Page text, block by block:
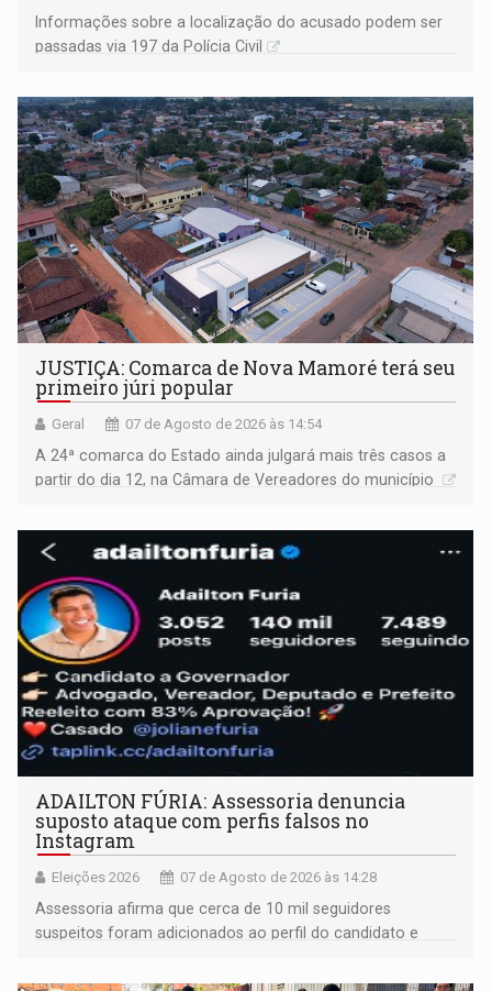
Informações sobre a localização do acusado podem ser
passadas via 197 da Polícia Civil
JUSTIÇA: Comarca de Nova Mamoré terá seu
primeiro júri popular
Geral 07 de Agosto de 2026 às 14:54
A 24ª comarca do Estado ainda julgará mais três casos a
partir do dia 12, na Câmara de Vereadores do município
ADAILTON FÚRIA: Assessoria denuncia
suposto ataque com perfis falsos no
Instagram
Eleições 2026 07 de Agosto de 2026 às 14:28
Assessoria afirma que cerca de 10 mil seguidores
suspeitos foram adicionados ao perfil do candidato e
remover as contas